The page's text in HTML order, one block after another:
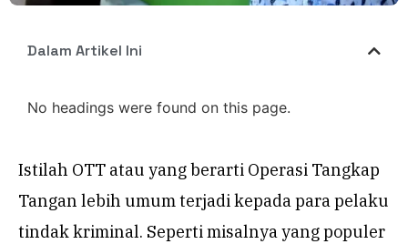
Dalam Artikel Ini
No headings were found on this page.
Istilah OTT atau yang berarti Operasi Tangkap
Tangan lebih umum terjadi kepada para pelaku
tindak kriminal. Seperti misalnya yang populer